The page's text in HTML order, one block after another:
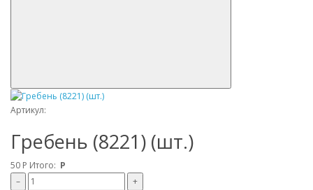
Артикул:
Гребень (8221) (шт.)
50 Р Итого: Р
–
+